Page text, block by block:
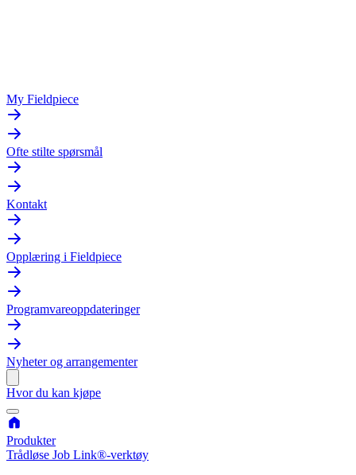
My Fieldpiece
Ofte stilte spørsmål
Kontakt
Opplæring i Fieldpiece
Programvareoppdateringer
Nyheter og arrangementer
Hvor du kan kjøpe
Produkter
Trådløse Job Link®-verktøy